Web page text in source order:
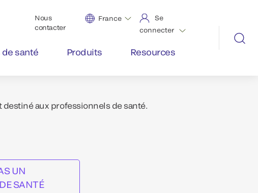
Nous
contacter
France
Se
connecter
santé Produits Resources
aux professionnels de santé.
UN
SANTÉ